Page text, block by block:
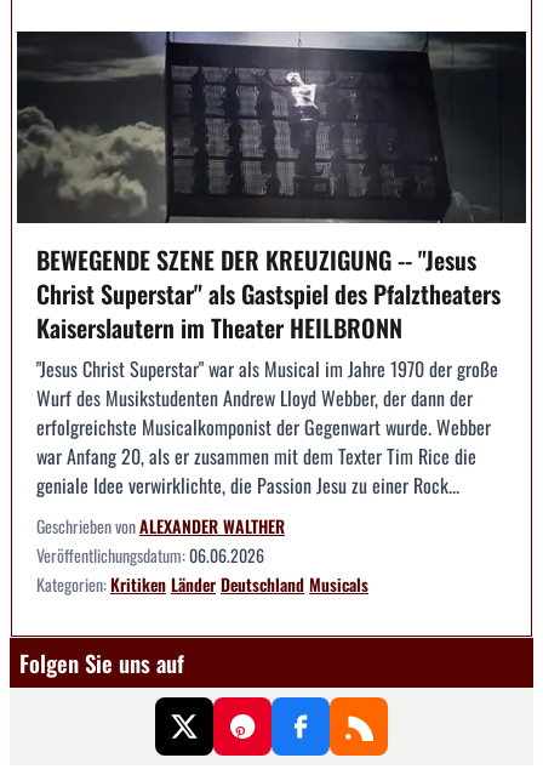
BEWEGENDE SZENE DER KREUZIGUNG -- "Jesus
Christ Superstar" als Gastspiel des Pfalztheaters
Kaiserslautern im Theater HEILBRONN
"Jesus Christ Superstar" war als Musical im Jahre 1970 der große
Wurf des Musikstudenten Andrew Lloyd Webber, der dann der
erfolgreichste Musicalkomponist der Gegenwart wurde. Webber
war Anfang 20, als er zusammen mit dem Texter Tim Rice die
geniale Idee verwirklichte, die Passion Jesu zu einer Rock...
Geschrieben vonALEXANDER WALTHER
Veröffentlichungsdatum:06.06.2026
Kategorien:KritikenLänderDeutschlandMusicals
Folgen Sie uns auf